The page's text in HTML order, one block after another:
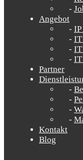
Angebot
IP
IT
IT
IT
Partner
Kontakt
Blog